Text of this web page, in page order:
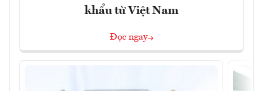
khẩu từ Việt Nam
Đọc ngay